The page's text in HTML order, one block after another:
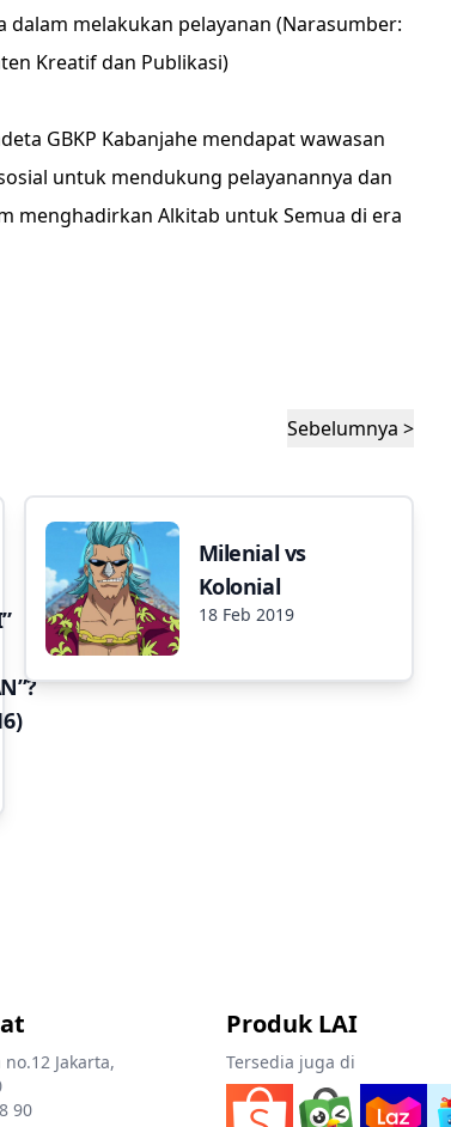
dalam melakukan pelayanan (Narasumber:
Kreatif dan Publikasi)
GBKP Kabanjahe mendapat wawasan
untuk mendukung pelayanannya dan
menghadirkan Alkitab untuk Semua di era
Sebelumnya >
Milenial vs
Kolonial
18 Feb 2019
no.12 Jakarta,
90
Produk LAI
Tersedia juga di